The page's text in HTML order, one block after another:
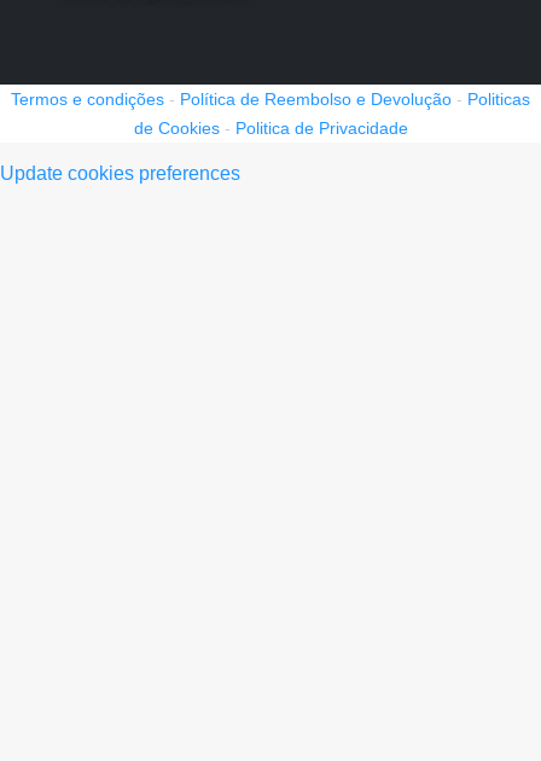
Termos e condições - Política de Reembolso e Devolução - Politicas
de Cookies- Politica de Privacidade
Update cookies preferences